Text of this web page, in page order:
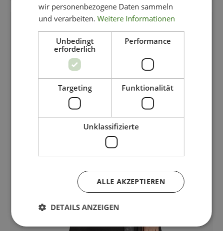
wir personenbezogene Daten sammeln
und verarbeiten.Weitere Informationen
Unbedingt
erforderlich
Performance
Targeting Funktionalität
Unklassifizierte
ALLE AKZEPTIEREN
DETAILS ANZEIGEN